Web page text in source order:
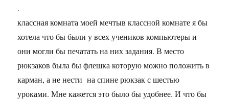
.
классная комната моей мечтыв классной комнате я бы
хотела что бы были у всех учеников компьютеры и
они могли бы печатать на них задания. В место
рюкзаков была бы флешка которую можно положить в
карман, а не нести на спине рюкзак с шестью
уроками. Мне кажется это было бы удобнее. И что бы